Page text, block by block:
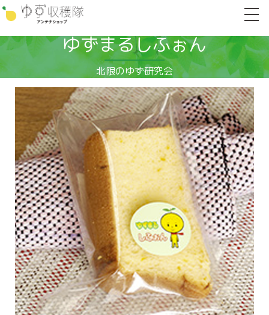
ゆずまるしふぉん
北限のゆず研究会